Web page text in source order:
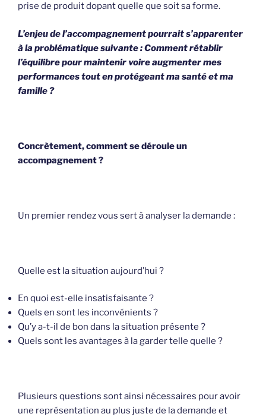
prise de produit dopant quelle que soit sa forme.
L’enjeu de l’accompagnement pourrait s’apparenter
à la problématique suivante : Comment rétablir
l’équilibre pour maintenir voire augmenter mes
performances tout en protégeant ma santé et ma
famille ?
Concrètement, comment se déroule un
accompagnement ?
Un premier rendez vous sert à analyser la demande :
Quelle est la situation aujourd’hui ?
En quoi est-elle insatisfaisante ?
Quels en sont les inconvénients ?
Qu’y a-t-il de bon dans la situation présente ?
Quels sont les avantages à la garder telle quelle ?
Plusieurs questions sont ainsi nécessaires pour avoir
une représentation au plus juste de la demande et